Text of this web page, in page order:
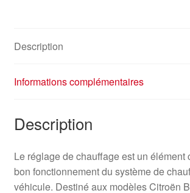
Description
Informations complémentaires
Description
Le réglage de chauffage est un élément
bon fonctionnement du système de
véhicule. Destiné aux modèles Citroën